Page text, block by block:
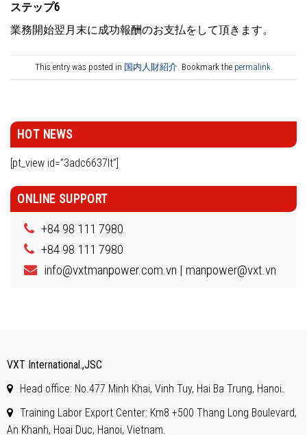
ステップ6
業務開始翌月末に成功報酬のお支払をして頂きます。
This entry was posted in 国内人財紹介. Bookmark the permalink.
HOT NEWS
[pt_view id=”3adc6637lt”]
ONLINE SUPPORT
+84 98 111 7980
+84 98 111 7980
info@vxtmanpower.com.vn | manpower@vxt.vn
VXT International.,JSC
Head office: No.477 Minh Khai, Vinh Tuy, Hai Ba Trung, Hanoi.
Training Labor Export Center: Km8 +500 Thang Long Boulevard,
An Khanh, Hoai Duc, Hanoi, Vietnam.